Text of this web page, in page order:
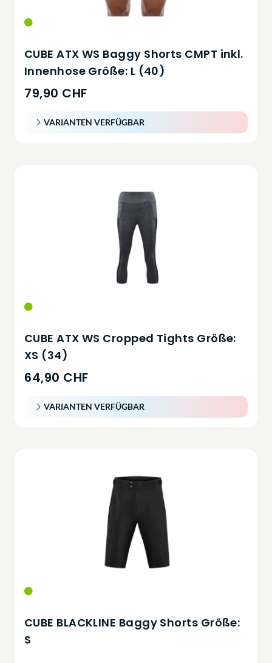
CUBE ATX WS Baggy Shorts CMPT inkl.
Innenhose Größe: L (40)
79,90 CHF
VARIANTEN VERFÜGBAR
CUBE ATX WS Cropped Tights Größe:
XS (34)
64,90 CHF
VARIANTEN VERFÜGBAR
CUBE BLACKLINE Baggy Shorts Größe:
S